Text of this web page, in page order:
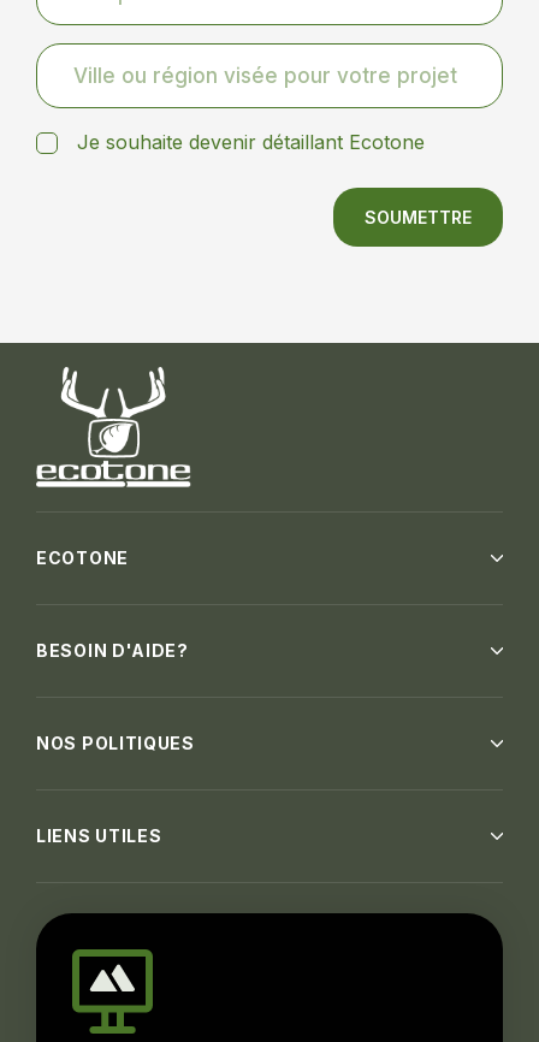
Je souhaite devenir détaillant Ecotone
SOUMETTRE
ECOTONE
BESOIN D'AIDE?
NOS POLITIQUES
LIENS UTILES